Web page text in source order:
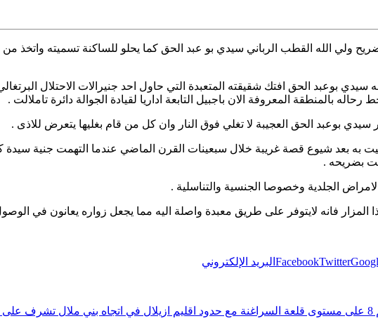
ولي الله القطب الرباني سيدي بو عبد الحق كما يحلو للساكنة تسميته واتخذ
بالمنطقة المعروفة الان باجبيل التابعة اداريا لقيادة الجوالة دائرة تاملالت .
سيدي بوعبد الحق العجيبة لا تغلي فوق النار وان كل من قام بغليها يتعرض للاذى .
به بعد شيوع قصة غريبة خلال سبعينات القرن الماضي عندما التهمت جنية
بضريحه .
الامراض الجلدية وخصوصا الجنسية والتناسلية .
المزار فانه لايتوفر على طريق معبدة واصلة اليه مما يجعل زواره يعانون في
FacebookTwitter البريد الإلكتروني